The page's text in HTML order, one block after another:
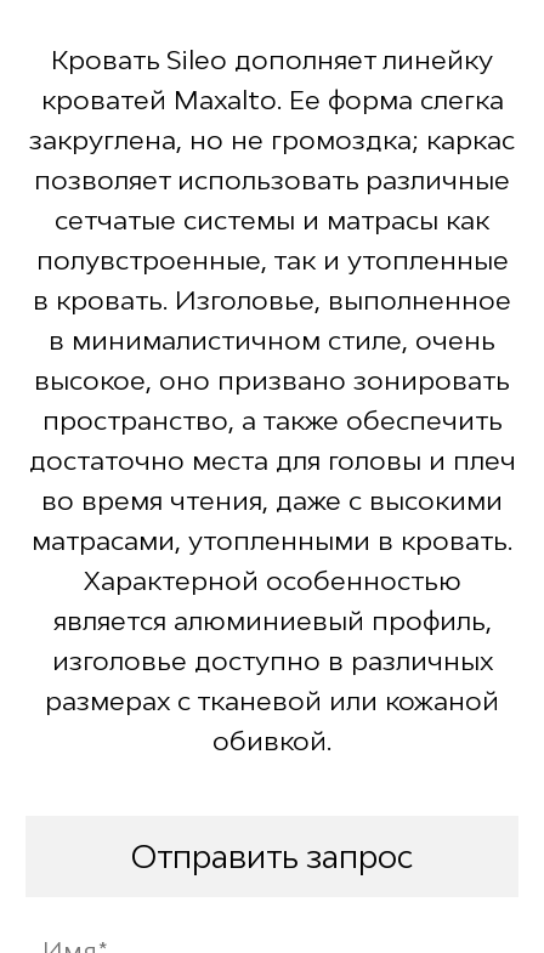
Кровать Sileo дополняет линейку
кроватей Maxalto. Ее форма слегка
закруглена, но не громоздка; каркас
позволяет использовать различные
сетчатые системы и матрасы как
полувстроенные, так и утопленные
в кровать. Изголовье, выполненное
в минималистичном стиле, очень
высокое, оно призвано зонировать
пространство, а также обеспечить
достаточно места для головы и плеч
во время чтения, даже с высокими
матрасами, утопленными в кровать.
Характерной особенностью
является алюминиевый профиль,
изголовье доступно в различных
размерах с тканевой или кожаной
обивкой.
Отправить запрос